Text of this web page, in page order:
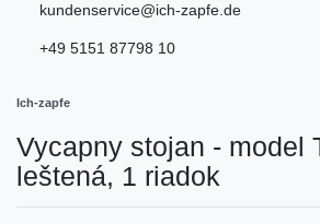
kundenservice@ich-zapfe.de
+49 5151 87798 10
Ich-zapfe
Vycapny stojan - model
leštená, 1 riadok